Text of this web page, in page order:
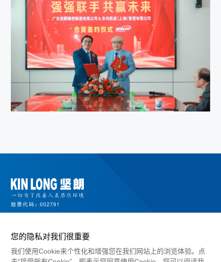
您的隐私对我们很重要
我们使用Cookie来个性化和增强您在我们网站上的浏览体验。点